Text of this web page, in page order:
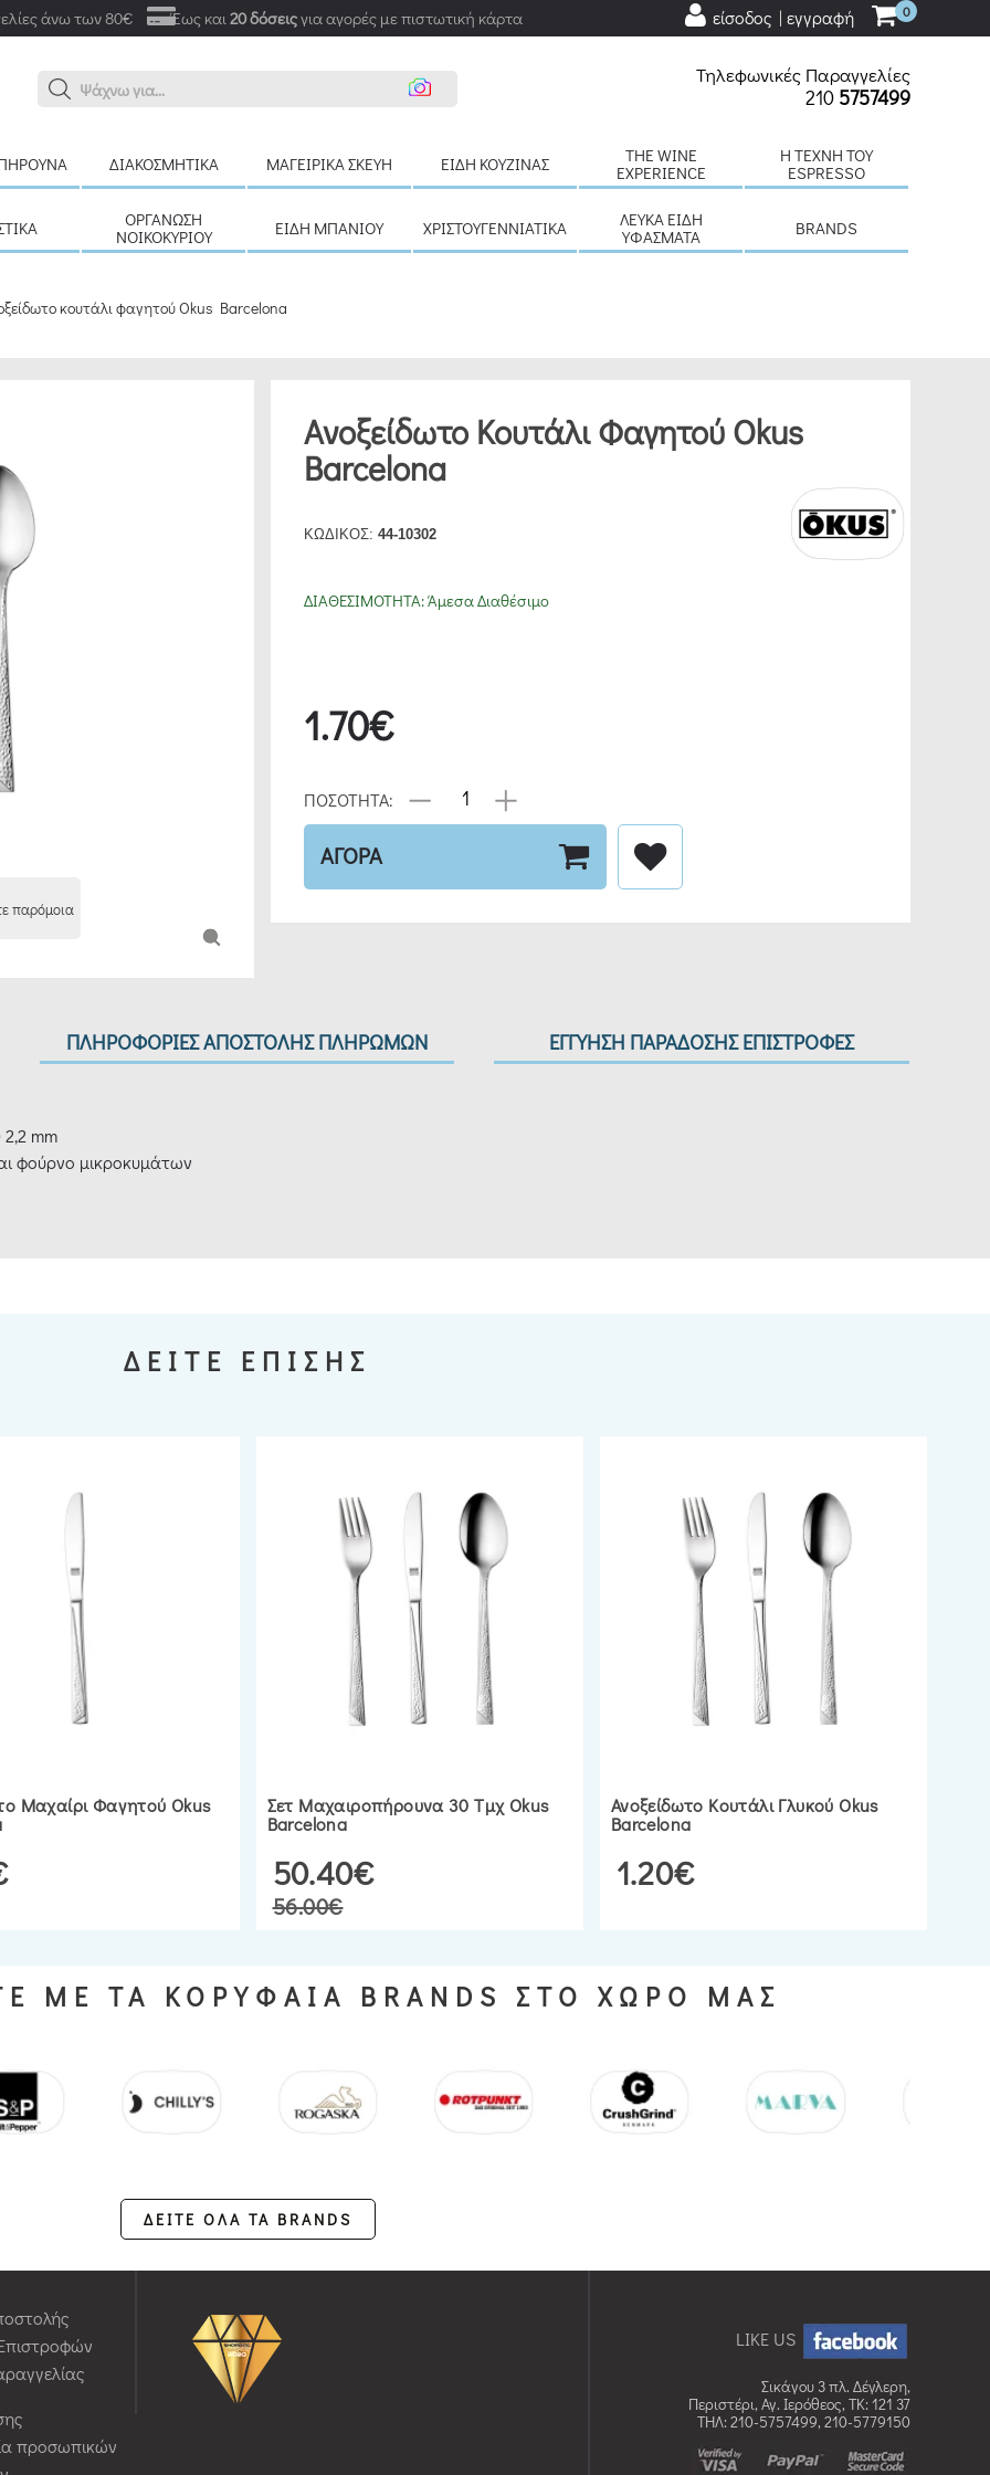
άνω των 80€ Έως και20 δόσειςγια αγορές με πιστωτική κάρτα 0
είσοδος | εγγραφή
Αναζ
Τηλεφωνικές Παραγγελίες
210 5757499
ΔΙΑΚΟΣΜΗΤΙΚΆ ΜΑΓΕΙΡΙΚΆ ΣΚΕΎΗ ΕΊΔΗ ΚΟΥΖΊΝΑΣ
THE WINE
EXPERIENCE
H ΤΈΧΝΗ ΤΟΥ
ESPRESSO
ΟΡΓΆΝΩΣΗ
ΝΟΙΚΟΚΥΡΙΟΎ
ΕΊΔΗ ΜΠΆΝΙΟΥ ΧΡΙΣΤΟΥΓΕΝΝΙΆΤΙΚΑ
ΛΕΥΚΆ ΕΊΔΗ
ΥΦΆΣΜΑΤΑ
BRANDS
κουτάλι φαγητού Okus Barcelona
παρόμοια
Ανοξείδωτο Κουτάλι Φαγητού Okus
Barcelona
ΚΩΔΙΚΟΣ: 44-10302
ΔΙΑΘΕΣΙΜΟΤΗΤΑ:Άμεσα Διαθέσιμο
1.70€
ΠΟΣΟΤΗΤΑ:
ΑΓΟΡΑ
ΠΛΗΡΟΦΟΡΙΕΣ ΑΠΟΣΤΟΛΗΣ ΠΛΗΡΩΜΩΝ ΕΓΓΥΗΣΗ ΠΑΡΑΔΟΣΗΣ ΕΠΙΣΤΡΟΦΕΣ
mm
φούρνο μικροκυμάτων
ΔΕΙΤΕ ΕΠΙΣΗΣ
Μαχαίρι Φαγητού Okus
Σετ Μαχαιροπήρουνα 30 Τμχ Okus
Barcelona
50.40€
56.00€
Ανοξείδωτο Κουτάλι Γλυκού Okus
Barcelona
1.20€
ΜΕ ΤΑ ΚΟΡΥΦΑΙΑ BRANDS ΣΤΟ ΧΩΡΟ ΜΑΣ
ΔΕΙΤΕ ΟΛΑ ΤΑ BRANDS
προσωπικών
LIKE US
Σικάγου 3 πλ. Δέγλερη,
Περιστέρι, Αγ. Ιερόθεος, TK: 121 37
ΤΗΛ: 210-5757499, 210-5779150